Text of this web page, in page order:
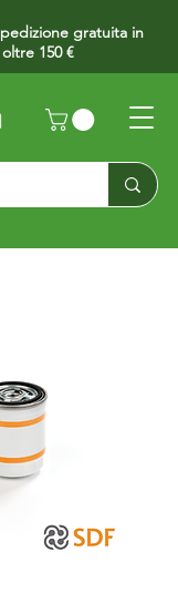
gratuita in
150 €